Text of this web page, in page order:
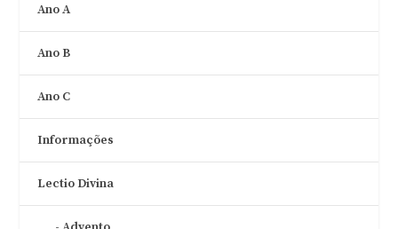
Ano A
Ano B
Ano C
Informações
Lectio Divina